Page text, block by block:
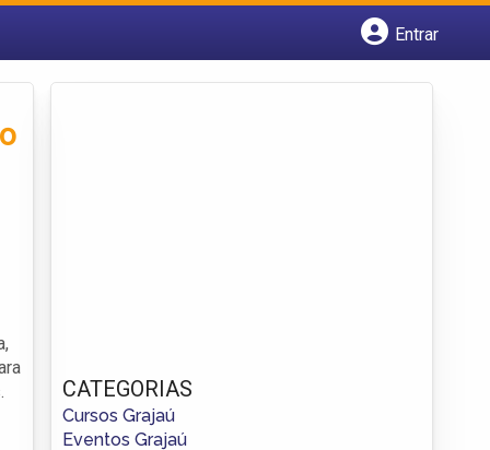
Entrar
CATEGORIAS
Cursos Grajaú
Eventos Grajaú